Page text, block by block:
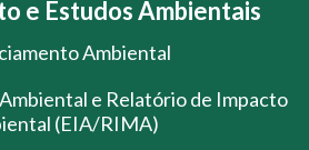
e Estudos Ambientais
Ambiental
e Relatório de Impacto
(EIA/RIMA)